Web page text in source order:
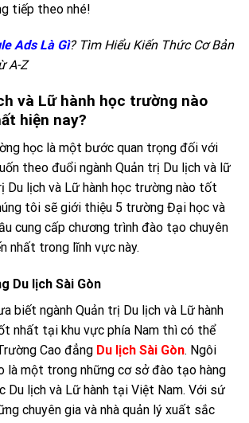
tiếp theo nhé!
Ads Là Gì? Tìm Hiểu Kiến Thức Cơ Bản
A-Z
và Lữ hành học trường nào
hiện nay?
học là một bước quan trọng đối với
theo đuổi ngành Quản trị Du lịch và lữ
Du lịch và Lữ hành học trường nào tốt
tôi sẽ giới thiệu 5 trường Đại học và
cung cấp chương trình đào tạo chuyên
nhất trong lĩnh vực này.
Du lịch Sài Gòn
biết ngành Quản trị Du lịch và Lữ hành
nhất tại khu vực phía Nam thì có thể
Cao đẳng Du lịch Sài Gòn. Ngôi
là một trong những cơ sở đào tạo hàng
Du lịch và Lữ hành tại Việt Nam. Với sứ
chuyên gia và nhà quản lý xuất sắc